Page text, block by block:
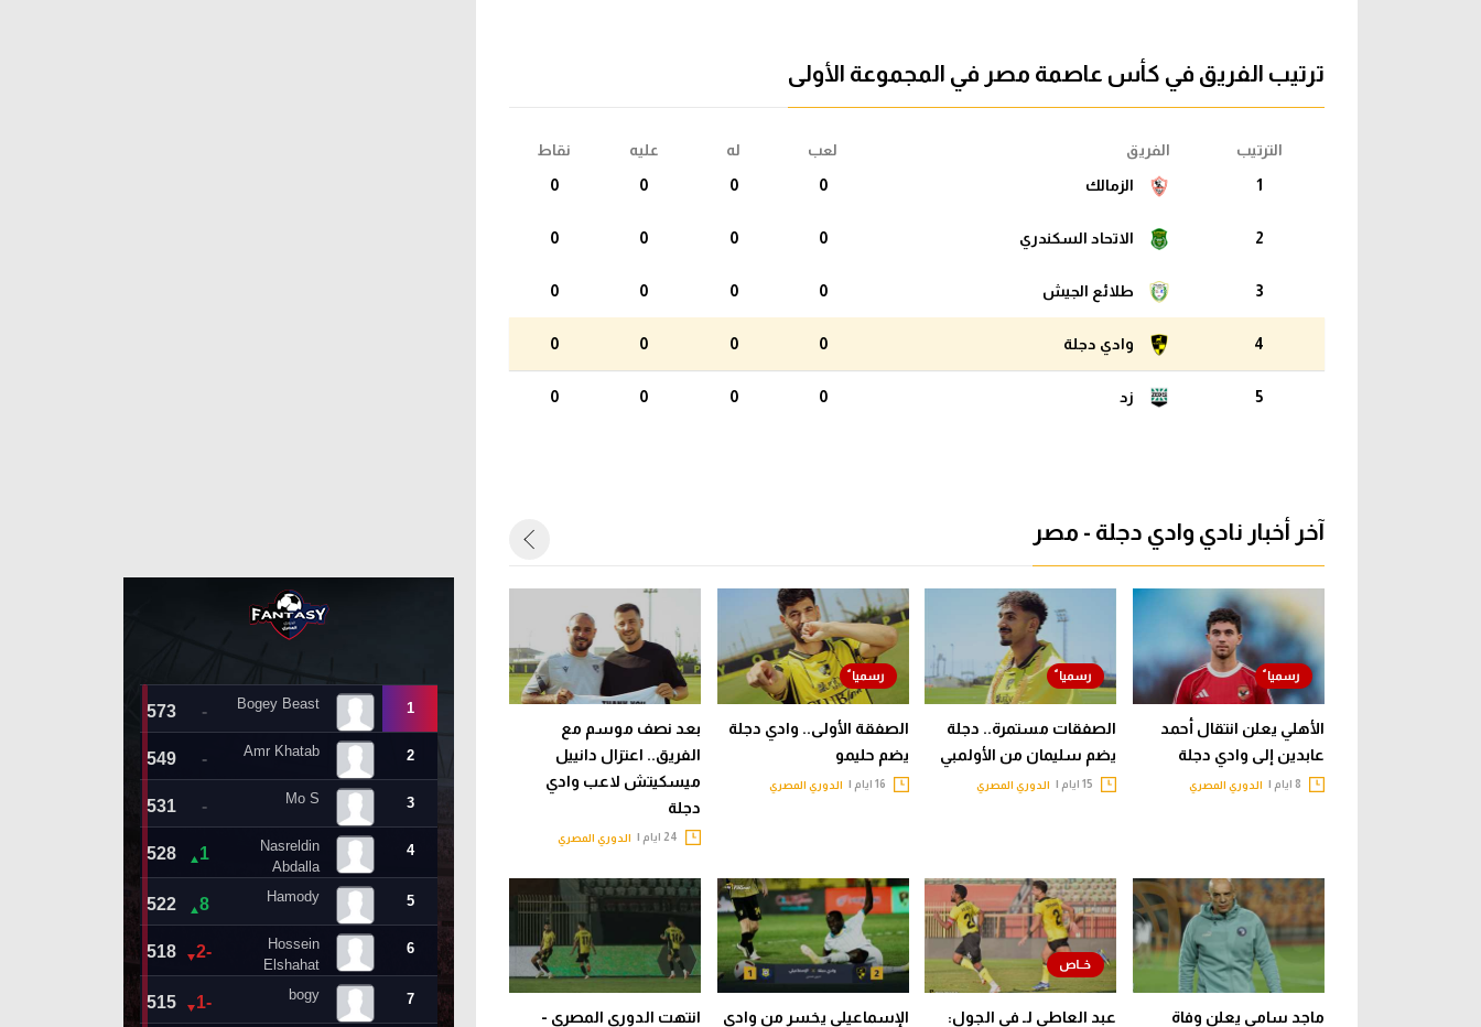
ترتيب الفريق في كأس عاصمة مصر في المجموعة الأولى
الترتيب الفريق لعب له عليه
نقاط
1
الزمالك 0
0
0
0
2 الاتحاد السكندري 0
0
0
0
3 طلائع الجيش 0
0
0
0
4 وادي دجلة 0
0
0
0
5 زد 0
0
0
0
آخر أخبار نادي وادي دجلة - مصر
الأهلي يعلن انتقال أحمد
عابدين إلى وادي دجلة
الدوري المصري
الصفقات مستمرة.. دجلة
يضم سليمان من الأولمبي
الدوري المصري
الصفقة الأولى.. وادي دجلة
يضم حليمو
الدوري المصري
بعد نصف موسم مع
الفريق.. اعتزال دانييل
ميسكيتش لاعب وادي
دجلة
الدوري المصري
ماجد سامي يعلن وفاة
عبد العاطي لـ في الجول:
الإسماعيلي يخسر من وادي
انتهت الدوري المصري -